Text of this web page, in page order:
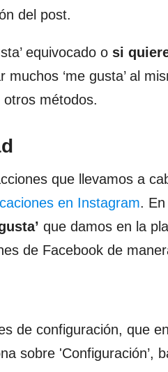
del post.
equivocado o si
‘me gusta’ al
otros métodos.
que llevamos a
en Instagram.
que damos en la
de Facebook de
de configuración, que
sobre 'Configuración’,